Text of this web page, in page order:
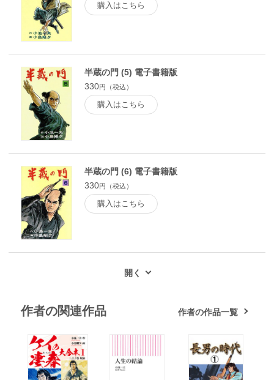
購入はこちら
半蔵の門 (5) 電子書籍版
330円（税込）
購入はこちら
半蔵の門 (6) 電子書籍版
330円（税込）
購入はこちら
作者の関連作品 作者の作品一覧